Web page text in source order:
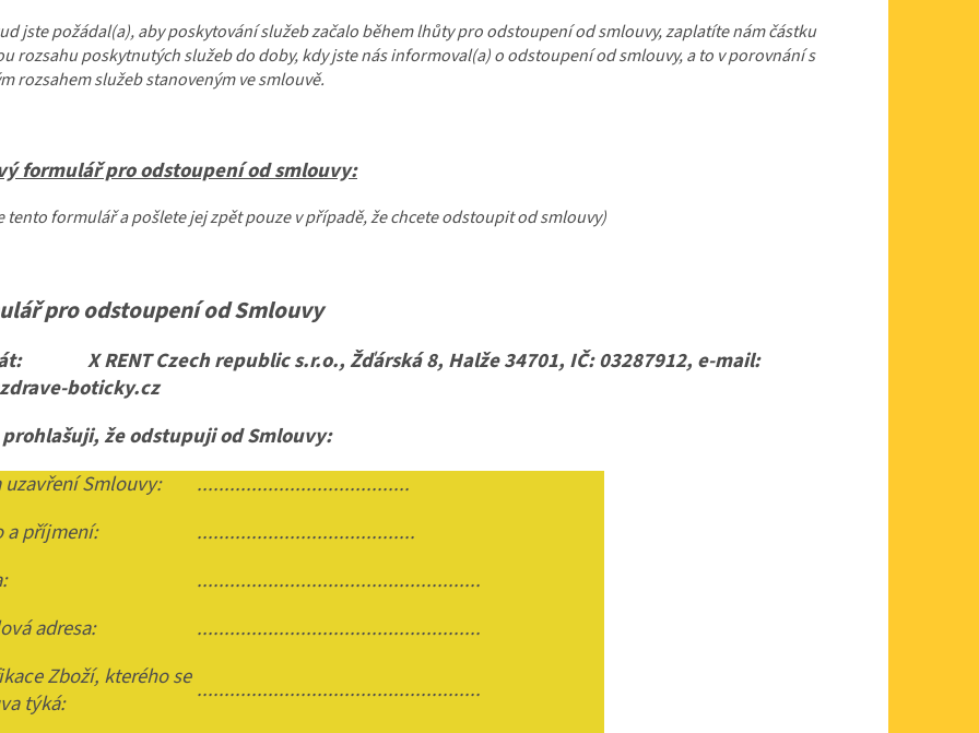
jste požádal(a), aby poskytování služeb začalo během lhůty pro odstoupení od smlouvy, zaplatíte nám částku
rozsahu poskytnutých služeb do doby, kdy jste nás informoval(a) o odstoupení od smlouvy, a to v porovnání s
rozsahem služeb stanoveným ve smlouvě.
formulář pro odstoupení od smlouvy:
tento formulář a pošlete jej zpět pouze v případě, že chcete odstoupit od smlouvy)
pro odstoupení od Smlouvy
X RENT Czech republic s.r.o., Žďárská 8, Halže 34701, IČ: 03287912, e-mail:
boticky.cz
že odstupuji od Smlouvy:
uzavření Smlouvy:
.......................................
a příjmení:
........................................
....................................................
adresa:
....................................................
Zboží, kterého se
týká:
....................................................